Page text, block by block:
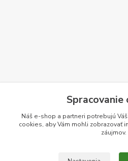
Spracovanie
Náš e-shop a partneri potrebujú Váš
cookies, aby Vám mohli zobrazovať
záujmov.